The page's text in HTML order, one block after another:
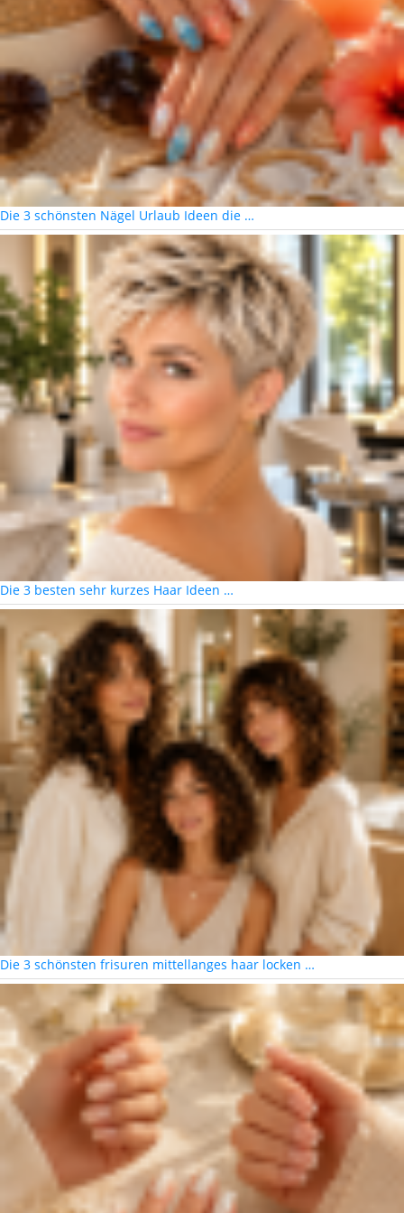
Die 3 schönsten Nägel Urlaub Ideen die …
Die 3 besten sehr kurzes Haar Ideen …
Die 3 schönsten frisuren mittellanges haar locken …